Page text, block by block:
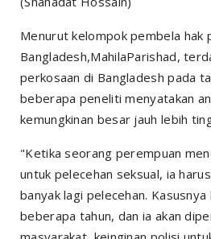
Menurut kelompok pembela hak
Bangladesh,MahilaParishad,
perkosaan di Bangladesh pada
beberapa peneliti menyatakan
kemungkinan besar jauh lebih
"Ketika seorang perempuan
untuk pelecehan seksual, ia
banyak lagi pelecehan.
beberapa tahun, dan ia akan